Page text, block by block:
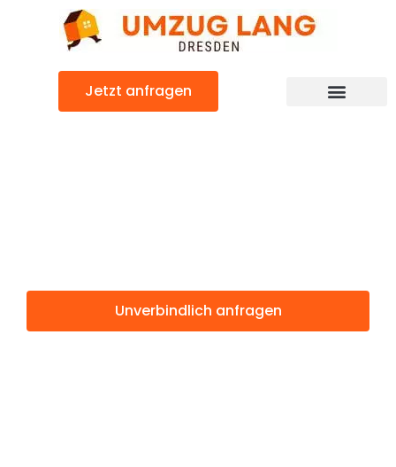
Jetzt anfragen
Unverbindlich anfragen